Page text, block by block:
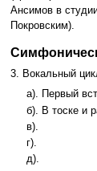
Ансимов в
Покровским).
3. Вокальный
а). Первый
б). В тоске и
в).
г).
д).